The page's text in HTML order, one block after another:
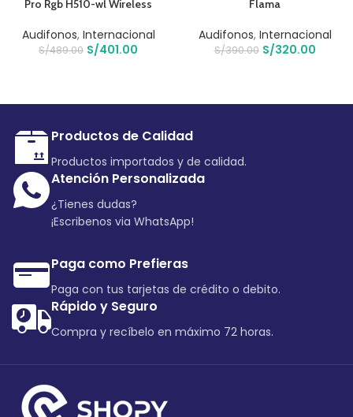
Pro Rgb H510-wl Wireless
Audifonos, Internacional
S/489.00 S/401.00
Flama
Audifonos, Internacional
S/390.00 S/320.00
Productos de Calidad
Productos importados y de calidad.
Atención Personalizada
¿Tienes dudas?
¡Escribenos via WhatsApp!
Paga como Prefieras
Paga con tus tarjetas de crédito o debito.
Rápido y Seguro
Compra y recíbelo en máximo 72 horas.